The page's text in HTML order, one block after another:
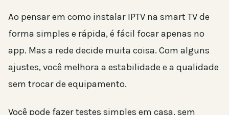
Ao pensar em como instalar IPTV na smart TV de
forma simples e rápida, é fácil focar apenas no
app. Mas a rede decide muita coisa. Com alguns
ajustes, você melhora a estabilidade e a qualidade
sem trocar de equipamento.
Você pode fazer testes simples em casa, sem